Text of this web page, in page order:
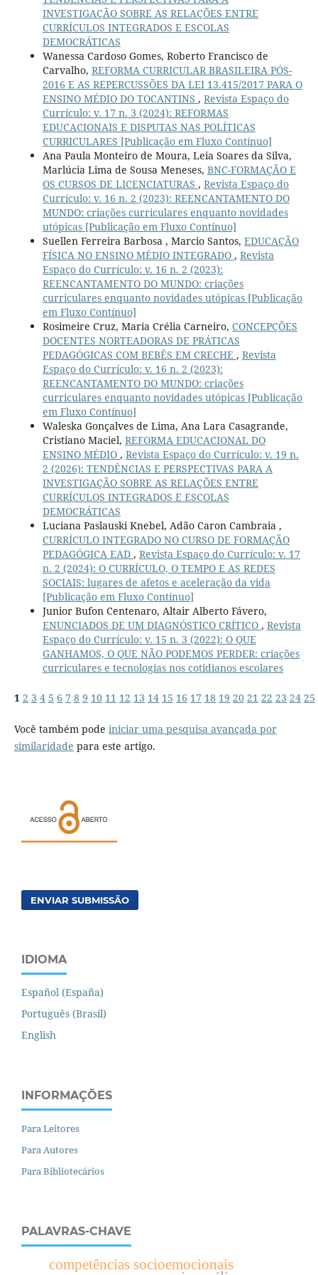
INVESTIGAÇÃO SOBRE AS RELAÇÕES ENTRE
CURRÍCULOS INTEGRADOS E ESCOLAS
DEMOCRÁTICAS
Wanessa Cardoso Gomes, Roberto Francisco de
Carvalho, REFORMA CURRICULAR BRASILEIRA PÓS-
2016 E AS REPERCUSSÕES DA LEI 13.415/2017 PARA O
ENSINO MÉDIO DO TOCANTINS , Revista Espaço do
Currículo: v. 17 n. 3 (2024): REFORMAS
EDUCACIONAIS E DISPUTAS NAS POLÍTICAS
CURRICULARES [Publicação em Fluxo Contínuo]
Ana Paula Monteiro de Moura, Leia Soares da Silva,
Marlúcia Lima de Sousa Meneses, BNC-FORMAÇÃO E
OS CURSOS DE LICENCIATURAS , Revista Espaço do
Currículo: v. 16 n. 2 (2023): REENCANTAMENTO DO
MUNDO: criações curriculares enquanto novidades
utópicas [Publicação em Fluxo Contínuo]
Suellen Ferreira Barbosa , Marcio Santos, EDUCAÇÃO
FÍSICA NO ENSINO MÉDIO INTEGRADO , Revista
Espaço do Currículo: v. 16 n. 2 (2023):
REENCANTAMENTO DO MUNDO: criações
curriculares enquanto novidades utópicas [Publicação
em Fluxo Contínuo]
Rosimeire Cruz, Maria Crélia Carneiro, CONCEPÇÕES
DOCENTES NORTEADORAS DE PRÁTICAS
PEDAGÓGICAS COM BEBÊS EM CRECHE , Revista
Espaço do Currículo: v. 16 n. 2 (2023):
REENCANTAMENTO DO MUNDO: criações
curriculares enquanto novidades utópicas [Publicação
em Fluxo Contínuo]
Waleska Gonçalves de Lima, Ana Lara Casagrande,
Cristiano Maciel, REFORMA EDUCACIONAL DO
ENSINO MÉDIO , Revista Espaço do Currículo: v. 19 n.
2 (2026): TENDÊNCIAS E PERSPECTIVAS PARA A
INVESTIGAÇÃO SOBRE AS RELAÇÕES ENTRE
CURRÍCULOS INTEGRADOS E ESCOLAS
DEMOCRÁTICAS
Luciana Paslauski Knebel, Adão Caron Cambraia ,
CURRÍCULO INTEGRADO NO CURSO DE FORMAÇÃO
PEDAGÓGICA EAD , Revista Espaço do Currículo: v. 17
n. 2 (2024): O CURRÍCULO, O TEMPO E AS REDES
SOCIAIS: lugares de afetos e aceleração da vida
[Publicação em Fluxo Contínuo]
Junior Bufon Centenaro, Altair Alberto Fávero,
ENUNCIADOS DE UM DIAGNÓSTICO CRÍTICO , Revista
Espaço do Currículo: v. 15 n. 3 (2022): O QUE
GANHAMOS, O QUE NÃO PODEMOS PERDER: criações
curriculares e tecnologias nos cotidianos escolares
1 2 3 4 5 6 7 8 9 10 11 12 13 14 15 16 17 18 19 20 21 22 23 24 25
Você também pode iniciar uma pesquisa avançada por
similaridade para este artigo.
ENVIAR SUBMISSÃO
IDIOMA
Español (España)
Português (Brasil)
English
INFORMAÇÕES
Para Leitores
Para Autores
Para Bibliotecários
PALAVRAS-CHAVE
competências socioemocionais